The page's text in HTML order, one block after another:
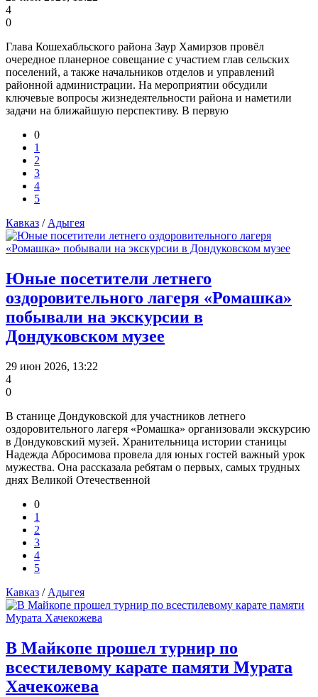
4
0
Глава Кошехабльского района Заур Хамирзов провёл
очередное планерное совещание с участием глав сельских
поселений, а также начальников отделов и управлений
районной администрации. На мероприятии обсудили
ключевые вопросы жизнедеятельности района и наметили
задачи на ближайшую перспективу. В первую
0
1
2
3
4
5
Кавказ /Адыгея
Юные посетители летнего
оздоровительного лагеря «Ромашка»
побывали на экскурсии в
Дондуковском музее
29 июн 2026, 13:22
4
0
В станице Дондуковской для участников летнего
оздоровительного лагеря «Ромашка» организовали экскурсию
в Дондуковский музей. Хранительница истории станицы
Надежда Абросимова провела для юных гостей важный урок
мужества. Она рассказала ребятам о первых, самых трудных
днях Великой Отечественной
0
1
2
3
4
5
Кавказ / Адыгея
В Майкопе прошел турнир по
всестилевому карате памяти Мурата
Хачекожева